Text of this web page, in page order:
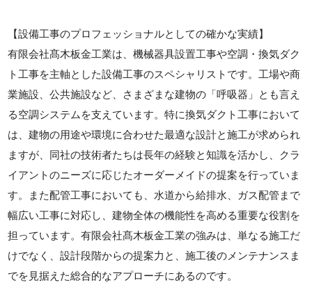
【設備工事のプロフェッショナルとしての確かな実績】
有限会社髙木板金工業は、機械器具設置工事や空調・換気ダク
ト工事を主軸とした設備工事のスペシャリストです。工場や商
業施設、公共施設など、さまざまな建物の「呼吸器」とも言え
る空調システムを支えています。特に換気ダクト工事において
は、建物の用途や環境に合わせた最適な設計と施工が求められ
ますが、同社の技術者たちは長年の経験と知識を活かし、クラ
イアントのニーズに応じたオーダーメイドの提案を行っていま
す。また配管工事においても、水道から給排水、ガス配管まで
幅広い工事に対応し、建物全体の機能性を高める重要な役割を
担っています。有限会社髙木板金工業の強みは、単なる施工だ
けでなく、設計段階からの提案力と、施工後のメンテナンスま
でを見据えた総合的なアプローチにあるのです。